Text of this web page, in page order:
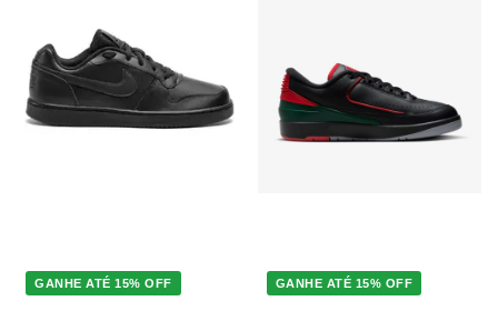
GANHE ATÉ 15% OFF GANHE ATÉ 15% OFF